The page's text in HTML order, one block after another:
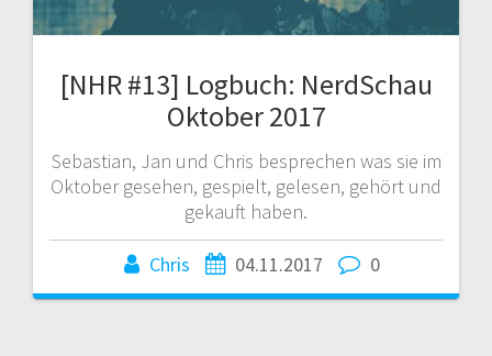
[NHR #13] Logbuch: NerdSchau
Oktober 2017
Sebastian, Jan und Chris besprechen was sie im
Oktober gesehen, gespielt, gelesen, gehört und
gekauft haben.
Chris 04.11.2017 0